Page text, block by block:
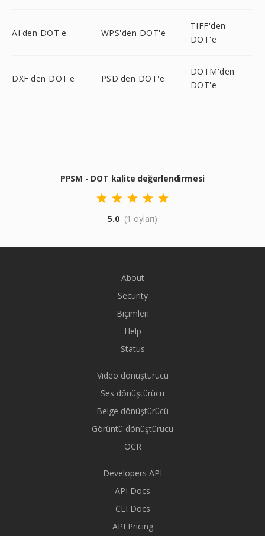
AI'den DOT'e WPS'den DOT'e
TIFF'den
DOT'e
DXF'den DOT'e PSD'den DOT'e
DOTM'den
DOT'e
PPSM - DOT kalite değerlendirmesi
5.0 (1 oyları)
About
Security
Biçimleri
Help
Status
Video dönüştürücü
Ses dönüştürücü
Belge dönüştürücü
Görüntü dönüştürücü
OCR
Developers API
API Docs
CLI Docs
API Pricing